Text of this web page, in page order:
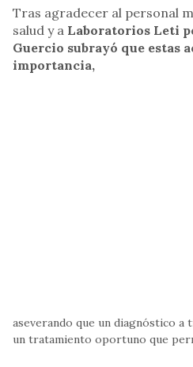
Tras agradecer al personal
salud y a Laboratorios Leti
Guercio subrayó que estas
importancia,
aseverando que un diagnóstico
un tratamiento oportuno que